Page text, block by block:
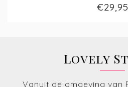
€29,95
Lovely
Vanuit de omgeving van